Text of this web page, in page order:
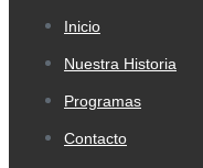
Inicio
Nuestra Historia
Programas
Contacto